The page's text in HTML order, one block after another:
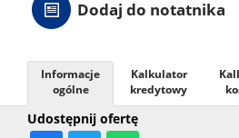
Dodaj do notatnika
Udostępnij ofertę
Informacje
ogólne
Kalkulator
kredytowy